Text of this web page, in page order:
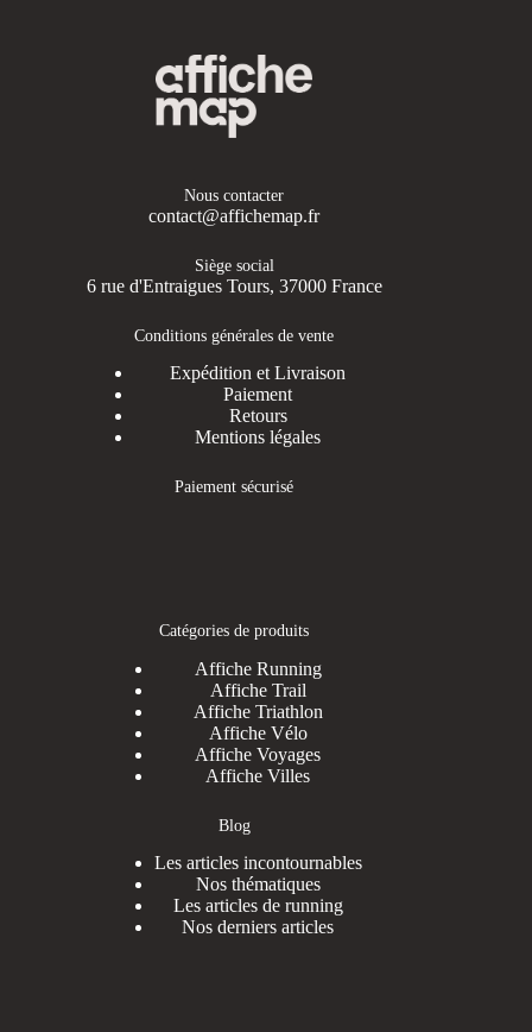
Nous contacter
contact@affichemap.fr
Siège social
6 rue d'Entraigues Tours, 37000 France
Conditions générales de vente
Expédition et Livraison
Paiement
Retours
Mentions légales
Paiement sécurisé
Catégories de produits
Affiche Running
Affiche Trail
Affiche Triathlon
Affiche Vélo
Affiche Voyages
Affiche Villes
Blog
Les articles incontournables
Nos thématiques
Les articles de running
Nos derniers articles